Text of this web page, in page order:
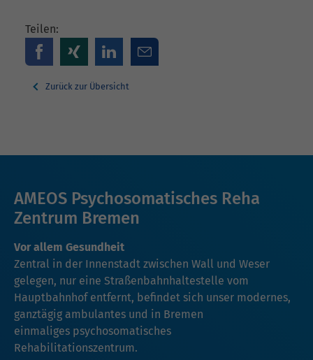
Teilen:
Zurück zur Übersicht
AMEOS Psychosomatisches Reha
Zentrum Bremen
Vor allem Gesundheit
Zentral in der Innenstadt zwischen Wall und Weser
gelegen, nur eine Straßenbahnhaltestelle vom
Hauptbahnhof entfernt, befindet sich unser modernes,
ganztägig ambulantes und in Bremen
einmaliges psychosomatisches
Rehabilitationszentrum.